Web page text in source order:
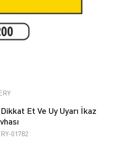
Et Ve Uy Uyarı İkaz
01782